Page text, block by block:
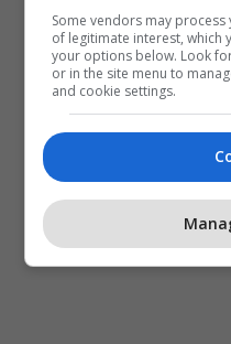
Vlen Lidhja Shqiptare -
Some vendors may
of legitimate interest, which
your options below. Look
or in the site menu to
and cookie settings.